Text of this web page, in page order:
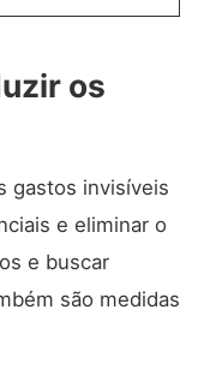
os
gastos invisíveis
e eliminar o
e buscar
são medidas